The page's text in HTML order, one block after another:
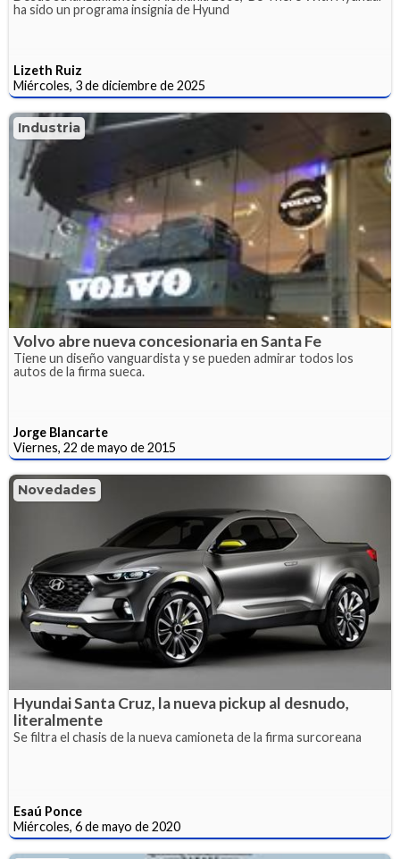
ha sido un programa insignia de Hyund
Lizeth Ruiz
Miércoles, 3 de diciembre de 2025
Industria
Volvo abre nueva concesionaria en Santa Fe
Tiene un diseño vanguardista y se pueden admirar todos los
autos de la firma sueca.
Jorge Blancarte
Viernes, 22 de mayo de 2015
Novedades
Hyundai Santa Cruz, la nueva pickup al desnudo,
literalmente
Se filtra el chasis de la nueva camioneta de la firma surcoreana
Esaú Ponce
Miércoles, 6 de mayo de 2020